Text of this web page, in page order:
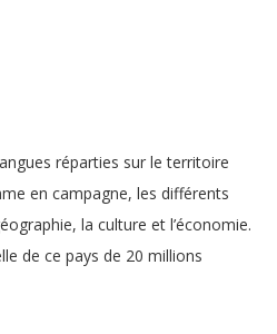
réparties sur le territoire
en campagne, les différents
la culture et l’économie.
de ce pays de 20 millions